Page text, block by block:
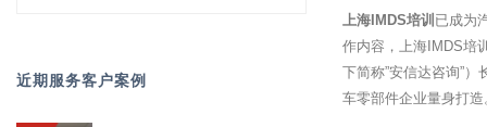
上海IMDS培训 已成为
作内容，上海IMDS培
下简称”安信达咨询”
车零部件企业量身打造
近期服务客户案例